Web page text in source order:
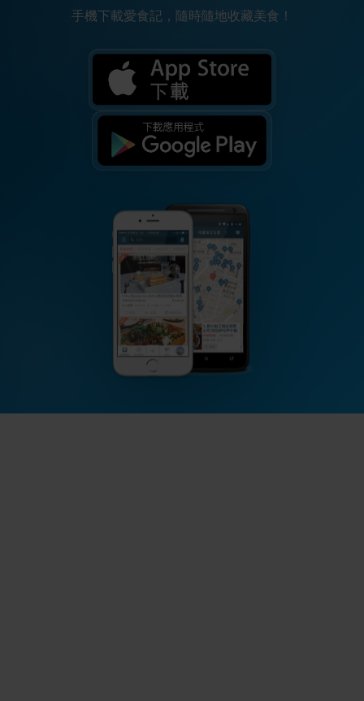
手機下載愛食記，隨時隨地收藏美食！